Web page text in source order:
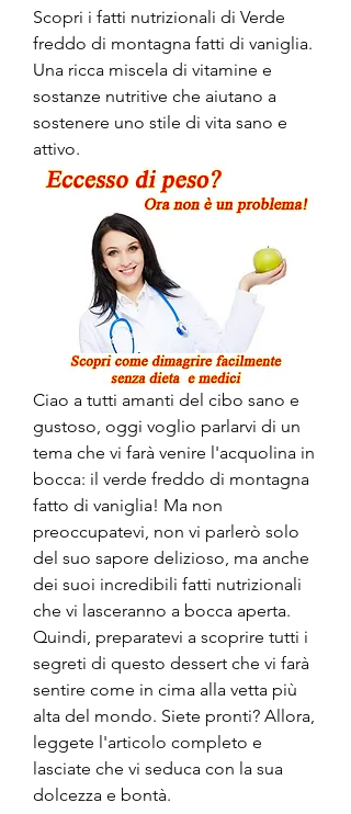
Scopri i fatti nutrizionali di Verde
freddo di montagna fatti di vaniglia.
Una ricca miscela di vitamine e
sostanze nutritive che aiutano a
sostenere uno stile di vita sano e
attivo.
Ciao a tutti amanti del cibo sano e
gustoso, oggi voglio parlarvi di un
tema che vi farà venire l'acquolina in
bocca: il verde freddo di montagna
fatto di vaniglia! Ma non
preoccupatevi, non vi parlerò solo
del suo sapore delizioso, ma anche
dei suoi incredibili fatti nutrizionali
che vi lasceranno a bocca aperta.
Quindi, preparatevi a scoprire tutti i
segreti di questo dessert che vi farà
sentire come in cima alla vetta più
alta del mondo. Siete pronti? Allora,
leggete l'articolo completo e
lasciate che vi seduca con la sua
dolcezza e bontà.